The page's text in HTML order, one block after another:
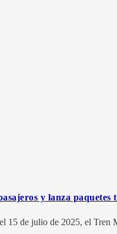
y lanza paquetes
15 de julio de 2025, el Tren